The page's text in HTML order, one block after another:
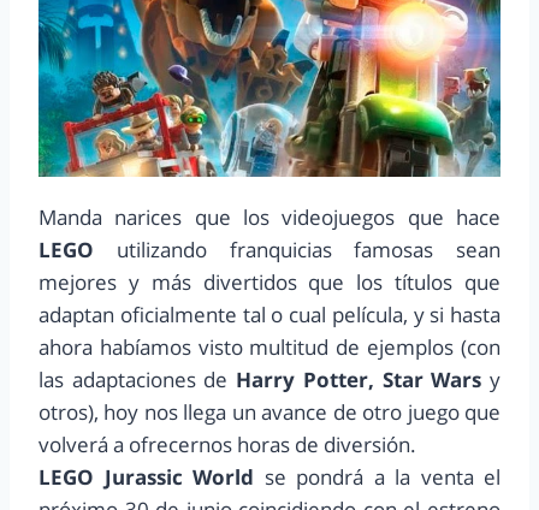
Manda narices que los videojuegos que hace
LEGO utilizando franquicias famosas sean
mejores y más divertidos que los títulos que
adaptan oficialmente tal o cual película, y si hasta
ahora habíamos visto multitud de ejemplos (con
las adaptaciones de Harry Potter, Star Warsy
otros), hoy nos llega un avance de otro juego que
volverá a ofrecernos horas de diversión.
LEGO Jurassic World se pondrá a la venta el